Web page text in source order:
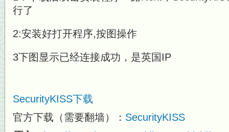
行了
2:安装好打开程序,按图操作
3下图显示已经连接成功，是英国IP
SecurityKISS下载
官方下载（需要翻墙）： SecurityKISS